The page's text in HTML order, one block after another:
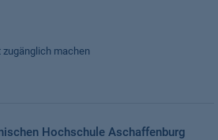
machen
Hochschule Aschaffenburg